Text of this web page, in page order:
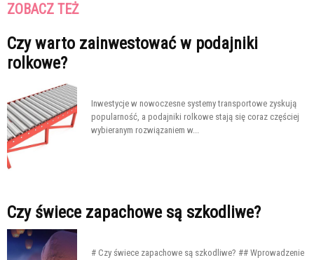
ZOBACZ TEŻ
Czy warto zainwestować w podajniki
rolkowe?
Inwestycje w nowoczesne systemy transportowe zyskują
popularność, a podajniki rolkowe stają się coraz częściej
wybieranym rozwiązaniem w...
Czy świece zapachowe są szkodliwe?
# Czy świece zapachowe są szkodliwe? ## Wprowadzenie